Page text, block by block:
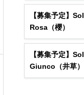
【募集予定】
Rosa（櫻）
【募集予定】
Giunco（井草）